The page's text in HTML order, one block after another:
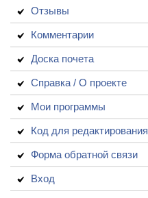
Отзывы
Комментарии
Доска почета
Справка / О проекте
Мои программы
Код для редактирования
Форма обратной связи
Вход